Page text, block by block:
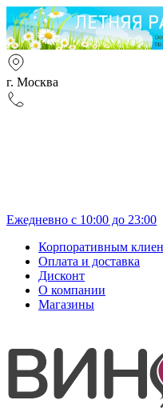
г. Москва
Ежедневно с 10:00 до 23:00
Корпоративным
Оплата и доставка
Дисконт
О компании
Магазины